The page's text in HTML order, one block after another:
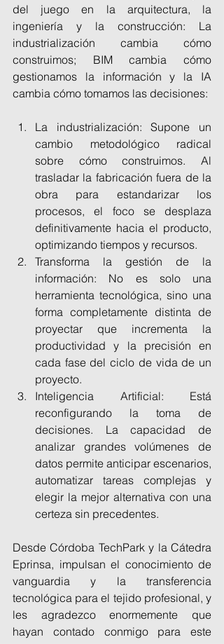
del juego en la arquitectura, la
ingeniería y la construcción: La
industrialización cambia cómo
construimos; BIM cambia cómo
gestionamos la información y la IA
cambia cómo tomamos las decisiones:
La industrialización: Supone un
cambio metodológico radical
sobre cómo construimos. Al
trasladar la fabricación fuera de la
obra para estandarizar los
procesos, el foco se desplaza
definitivamente hacia el producto,
optimizando tiempos y recursos.
Transforma la gestión de la
información: No es solo una
herramienta tecnológica, sino una
forma completamente distinta de
proyectar que incrementa la
productividad y la precisión en
cada fase del ciclo de vida de un
proyecto.
Inteligencia Artificial: Está
reconfigurando la toma de
decisiones. La capacidad de
analizar grandes volúmenes de
datos permite anticipar escenarios,
automatizar tareas complejas y
elegir la mejor alternativa con una
certeza sin precedentes.
Desde Córdoba TechPark y la Cátedra
Eprinsa, impulsan el conocimiento de
vanguardia y la transferencia
tecnológica para el tejido profesional, y
les agradezco enormemente que
hayan contado conmigo para este